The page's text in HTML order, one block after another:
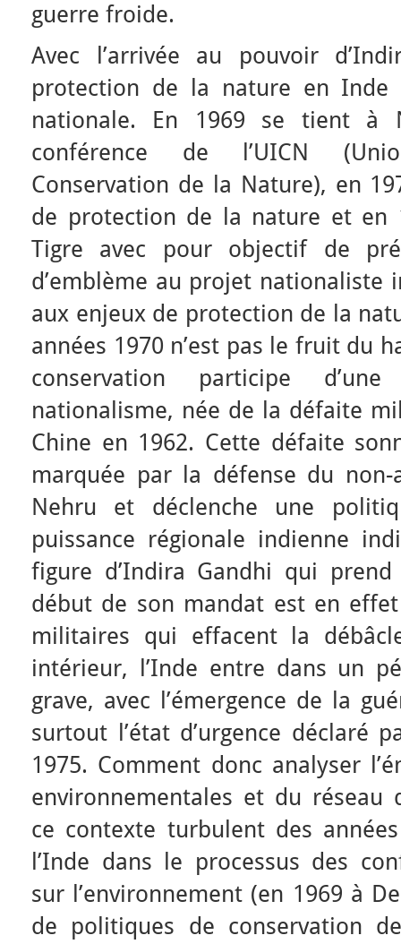
guerre froide.
Avec l’arrivée au pouvoir
protection de la nature en Inde
nationale. En 1969 se tient à
conférence de l’UICN
Conservation de la Nature), en
de protection de la nature et en
Tigre avec pour objectif de
d’emblème au projet nationaliste
aux enjeux de protection de la
années 1970 n’est pas le fruit du
conservation participe
nationalisme, née de la défaite
Chine en 1962. Cette défaite
marquée par la défense du non-
Nehru et déclenche une
puissance régionale indienne
figure d’Indira Gandhi qui
début de son mandat est en
militaires qui effacent la
intérieur, l’Inde entre dans un
grave, avec l’émergence de la
surtout l’état d’urgence déclaré
1975. Comment donc analyser
environnementales et du réseau
ce contexte turbulent des
l’Inde dans le processus des
sur l’environnement (en 1969 à
de politiques de conservation